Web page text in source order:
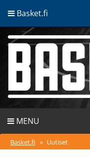
Basket.fi
MENU
Basket.fi » Uutiset